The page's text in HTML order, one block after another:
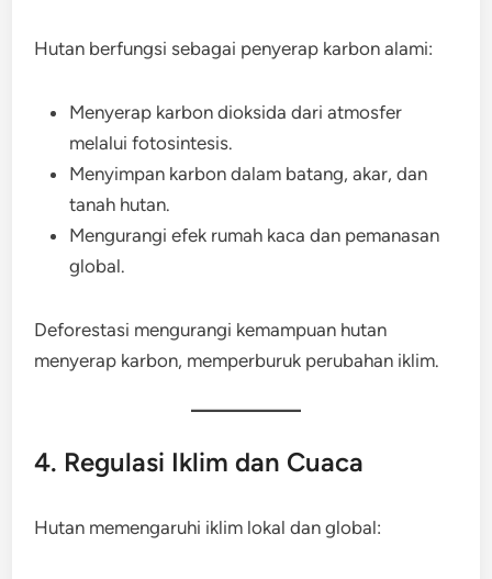
Hutan berfungsi sebagai penyerap karbon alami:
Menyerap karbon dioksida dari atmosfer
melalui fotosintesis.
Menyimpan karbon dalam batang, akar, dan
tanah hutan.
Mengurangi efek rumah kaca dan pemanasan
global.
Deforestasi mengurangi kemampuan hutan
menyerap karbon, memperburuk perubahan iklim.
4. Regulasi Iklim dan Cuaca
Hutan memengaruhi iklim lokal dan global: